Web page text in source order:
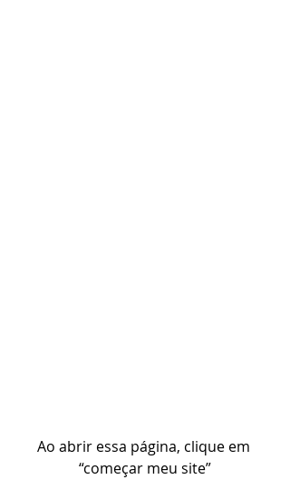
Ao abrir essa página, clique em
“começar meu site”